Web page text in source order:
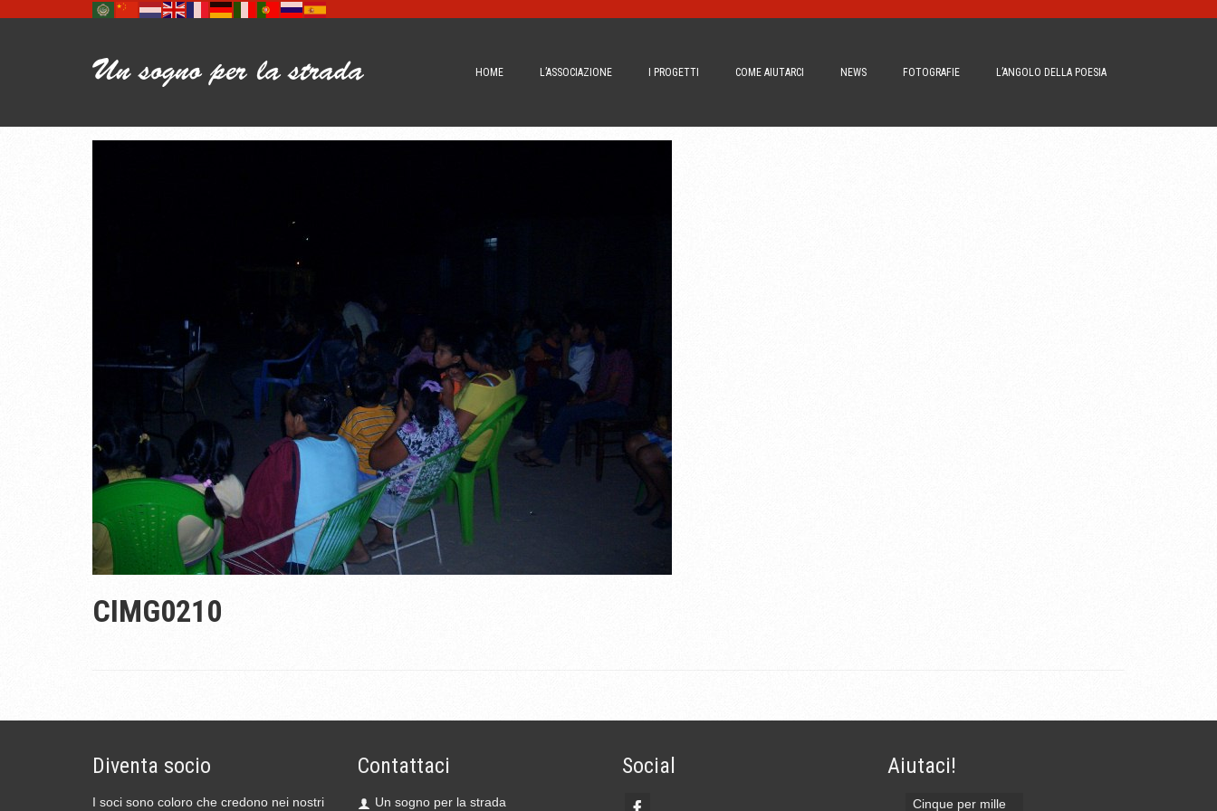
HOME L’ASSOCIAZIONE I PROGETTI COME AIUTARCI NEWS FOTOGRAFIE L’ANGOLO DELLA POESIA
CIMG0210
Diventa socio
I soci sono coloro che credono nei nostri
Contattaci
Un sogno per la strada
Social Aiutaci!
Cinque per mille